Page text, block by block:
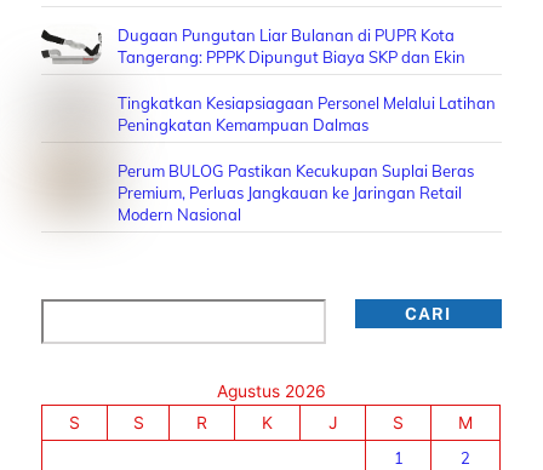
Dugaan Pungutan Liar Bulanan di PUPR Kota
Tangerang: PPPK Dipungut Biaya SKP dan Ekin
Tingkatkan Kesiapsiagaan Personel Melalui Latihan
Peningkatan Kemampuan Dalmas
Perum BULOG Pastikan Kecukupan Suplai Beras
Premium, Perluas Jangkauan ke Jaringan Retail
Modern Nasional
CARI
Agustus 2026
S
S R K J S
M
1
2